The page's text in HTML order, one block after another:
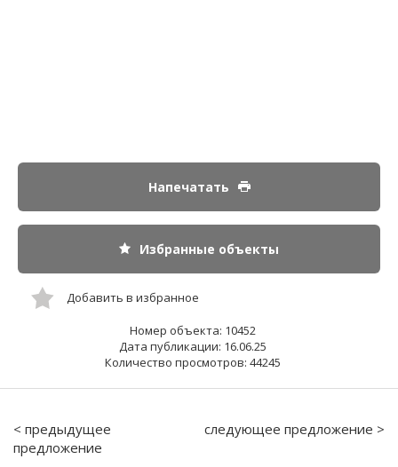
Напечатать
Избранные объекты
Добавить в избранное
Номер объекта: 10452
Дата публикации: 16.06.25
Количество просмотров: 44245
< предыдущее
предложение
следующее предложение >